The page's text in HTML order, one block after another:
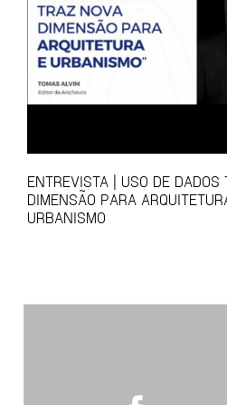
ENTREVISTA | USO DE DADOS
DIMENSÃO PARA
URBANISMO